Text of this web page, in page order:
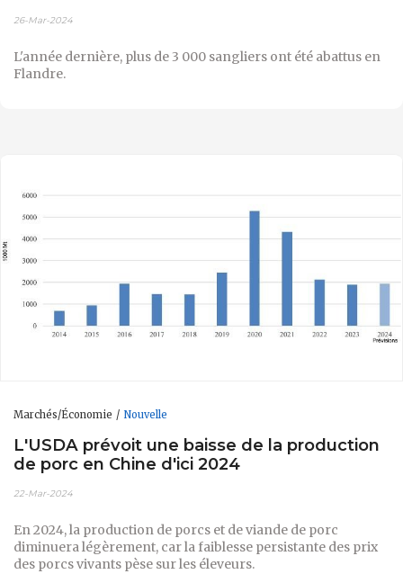
26-Mar-2024
L'année dernière, plus de 3 000 sangliers ont été abattus en
Flandre.
Marchés/Économie Nouvelle
L'USDA prévoit une baisse de la production
de porc en Chine d'ici 2024
22-Mar-2024
En 2024, la production de porcs et de viande de porc
diminuera légèrement, car la faiblesse persistante des prix
des porcs vivants pèse sur les éleveurs.